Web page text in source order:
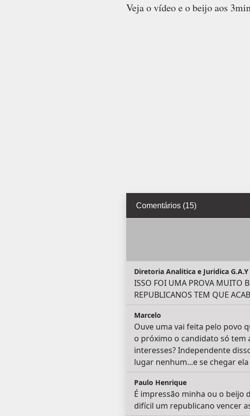
Veja o vídeo e o beijo aos
Comentários (15)
Diretoria Analitica e Juridica G.A.Y
ISSO FOI UMA PROVA MUITO
REPUBLICANOS TEM QUE
Marcelo
Ouve uma vai feita pelo povo
o próximo o candidato só tem
interesses? Independente
lugar nenhum...e se chegar ela
Paulo Henrique
É impressão minha ou o beijo
difícil um republicano vencer